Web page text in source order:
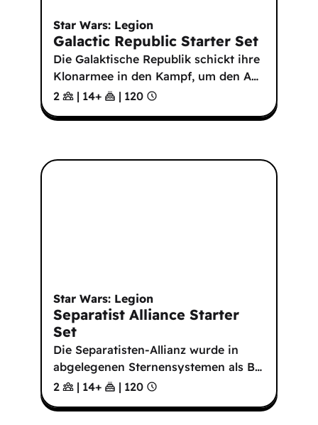
Star Wars: Legion
Galactic Republic Starter Set
Die Galaktische Republik schickt ihre
Klonarmee in den Kampf, um den A…
2
| 14+ | 120
Star Wars: Legion
Separatist Alliance Starter
Set
Die Separatisten-Allianz wurde in
abgelegenen Sternensystemen als B…
2
| 14+ | 120